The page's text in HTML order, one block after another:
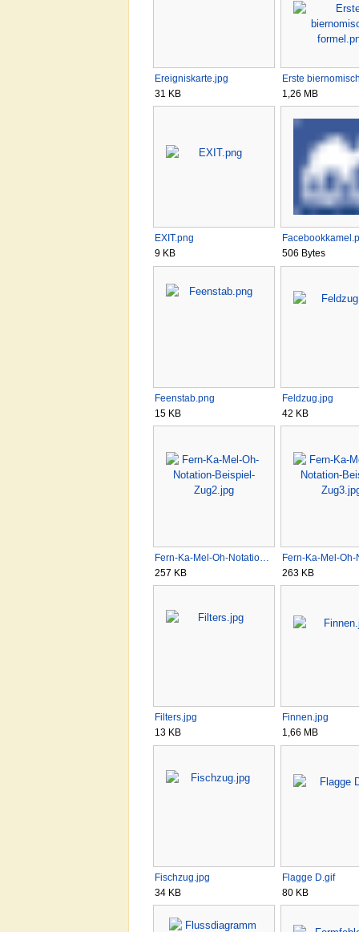
Ereigniskarte.jpg
31 KB
Erste
1,26 MB
EXIT.png
9 KB
506 Bytes
Feenstab.png
15 KB
Feldzug.jpg
42 KB
Fern-Ka-Mel-Oh-Notatio…
257 KB
Fern-Ka-Mel-
263 KB
Filters.jpg
13 KB
Finnen.jpg
1,66 MB
Fischzug.jpg
34 KB
Flagge D.gif
80 KB